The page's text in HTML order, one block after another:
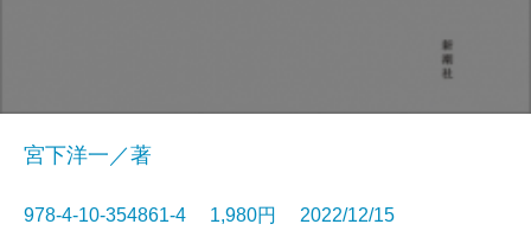
宮下洋一／著
978-4-10-354861-4 1,980円 2022/12/15